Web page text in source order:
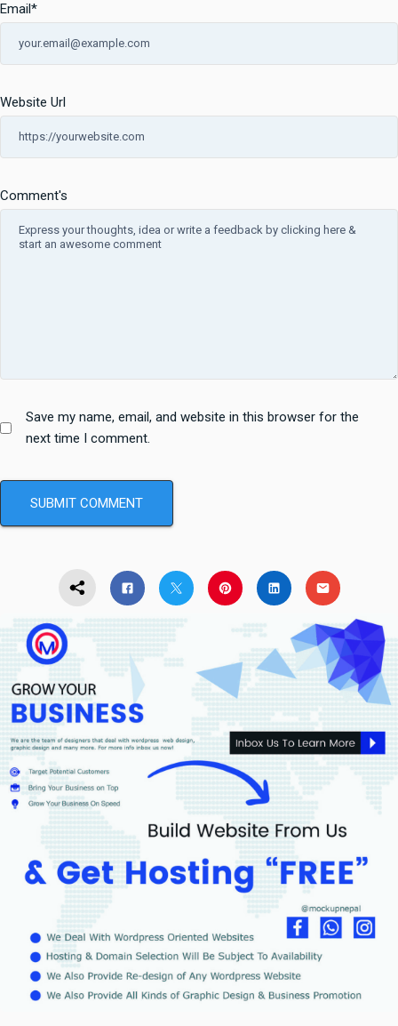
Comment's
Email*
Website Url
Save my name, email, and website in this browser for the
next time I comment.